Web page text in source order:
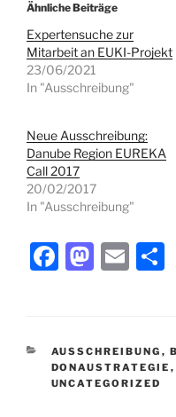
Ähnliche Beiträge
Expertensuche zur
Mitarbeit an EUKI-Projekt
23/06/2021
In "Ausschreibung"
Neue Ausschreibung:
Danube Region EUREKA
Call 2017
20/02/2017
In "Ausschreibung"
F
e
b
o
M
o
d
o
E
l
KATEGORIEN
AUSSCHREIBUNG ,
DONAUSTRATEGIE ,
UNCATEGORIZED